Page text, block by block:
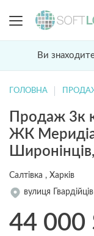
Ви
ГОЛОВНА
Продаж 3к
ЖК
Салтівка , Харків
вулиця
44 000